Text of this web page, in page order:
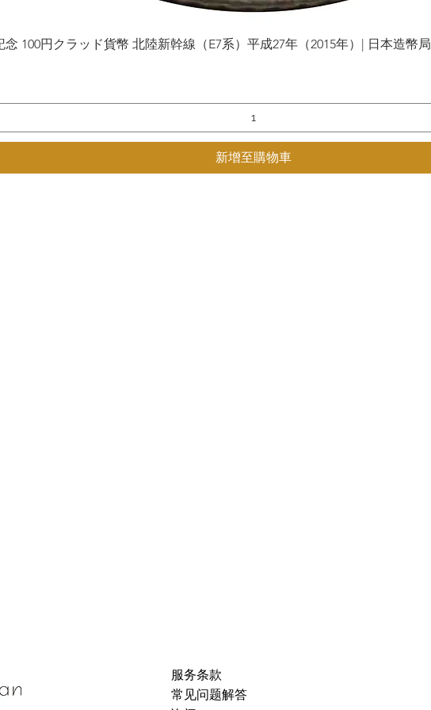
快速瀏覽
100円クラッド貨幣 北陸新幹線（E7系）平成27年（2015年）| 日本造幣
新增至購物車
服务条款
常见问题解答